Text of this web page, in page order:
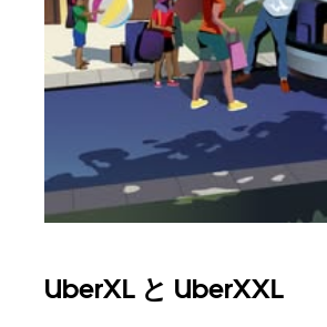
UberXL と UberXXL